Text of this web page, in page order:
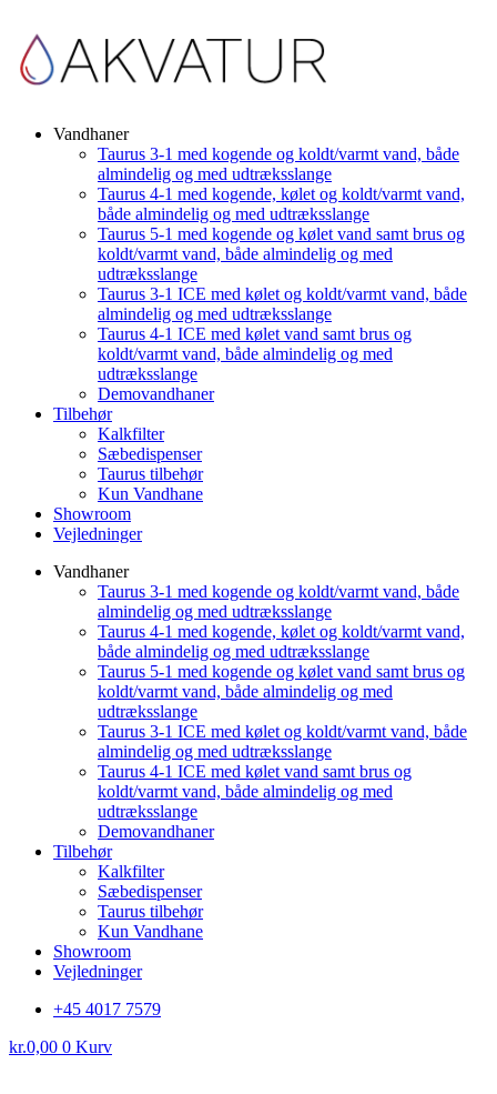
Vandhaner
Taurus 3-1 med kogende og koldt/varmt vand, både
almindelig og med udtræksslange
Taurus 4-1 med kogende, kølet og koldt/varmt vand,
både almindelig og med udtræksslange
Taurus 5-1 med kogende og kølet vand samt brus og
koldt/varmt vand, både almindelig og med
udtræksslange
Taurus 3-1 ICE med kølet og koldt/varmt vand, både
almindelig og med udtræksslange
Taurus 4-1 ICE med kølet vand samt brus og
koldt/varmt vand, både almindelig og med
udtræksslange
Demovandhaner
Tilbehør
Kalkfilter
Sæbedispenser
Taurus tilbehør
Kun Vandhane
Showroom
Vejledninger
Vandhaner
Taurus 3-1 med kogende og koldt/varmt vand, både
almindelig og med udtræksslange
Taurus 4-1 med kogende, kølet og koldt/varmt vand,
både almindelig og med udtræksslange
Taurus 5-1 med kogende og kølet vand samt brus og
koldt/varmt vand, både almindelig og med
udtræksslange
Taurus 3-1 ICE med kølet og koldt/varmt vand, både
almindelig og med udtræksslange
Taurus 4-1 ICE med kølet vand samt brus og
koldt/varmt vand, både almindelig og med
udtræksslange
Demovandhaner
Tilbehør
Kalkfilter
Sæbedispenser
Taurus tilbehør
Kun Vandhane
Showroom
Vejledninger
+45 4017 7579
kr.0,00 0 Kurv